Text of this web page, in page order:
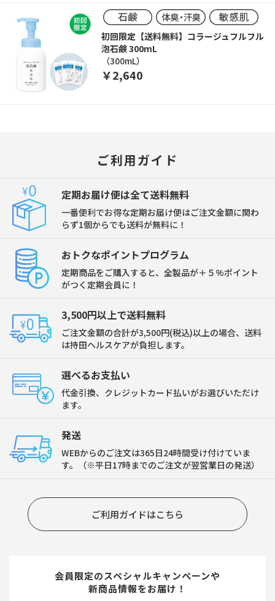
初回限定【送料無料】コラージュフルフル
泡石鹸 300mL
（300mL）
￥2,640
ご利用ガイド
定期お届け便は全て送料無料
一番便利でお得な定期お届け便はご注文金額に関わ
らず1個からでも送料が無料に！
おトクなポイントプログラム
定期商品をご購入すると、全製品が＋５%ポイント
がつく定期会員に！
3,500円以上で送料無料
ご注文金額の合計が3,500円(税込)以上の場合、送料
は持田ヘルスケアが負担します。
選べるお支払い
代金引換、クレジットカード払いがお選びいただけ
ます。
発送
WEBからのご注文は365日24時間受け付けていま
す。（※平日17時までのご注文が翌営業日の発送）
ご利用ガイドはこちら
会員限定のスペシャルキャンペーンや
新商品情報をお届け！